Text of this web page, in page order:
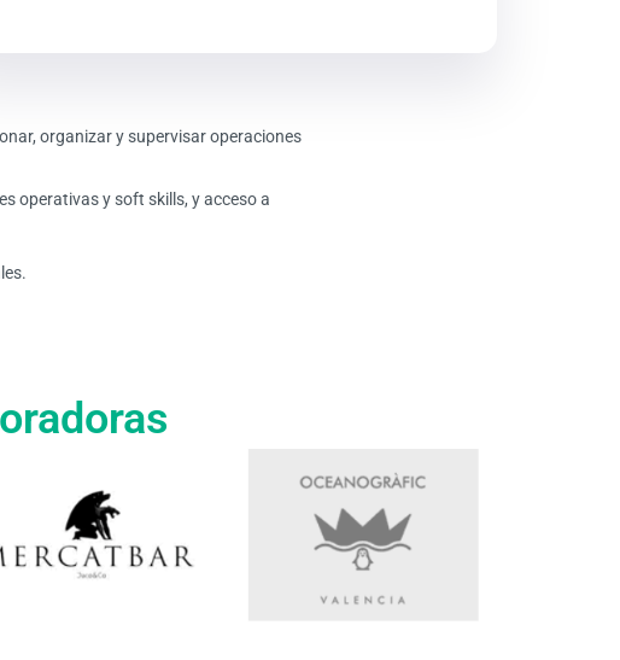
organizar y supervisar operaciones
operativas y soft skills, y acceso a